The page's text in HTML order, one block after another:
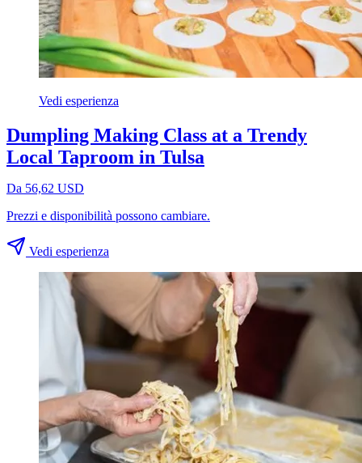
Vedi esperienza
Dumpling Making Class at a Trendy
Local Taproom in Tulsa
Da 56,62 USD
Prezzi e disponibilità possono cambiare.
Vedi esperienza